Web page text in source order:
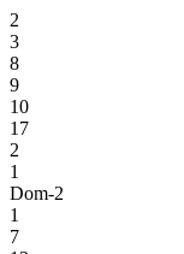
2
3
8
9
10
17
2
1
Dom-2
1
7